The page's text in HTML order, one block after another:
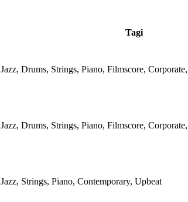
Tagi
Jazz, Drums, Strings, Piano, Filmscore,
Jazz, Drums, Strings, Piano, Filmscore,
Jazz, Strings, Piano, Contemporary, Upbeat